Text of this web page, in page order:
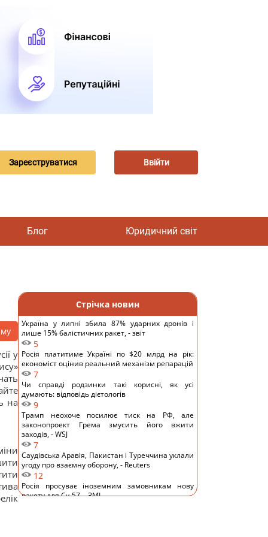
Зареєструватися Ввійти
Блог Юридичний світ
у
на
Стрічка новин
Україна у липні збила 87% ударних дронів і
лише 15% балістичних ракет, - звіт
5
Росія платитиме Україні по $20 млрд на рік:
економіст оцінив реальний механізм репарацій
7
Чи справді родзинки такі корисні, як усі
думають: відповідь дієтологів
9
Трамп неохоче посилює тиск на РФ, але
законопроект Грема змусить його вжити
заходів, - WSJ
7
Саудівська Аравія, Пакистан і Туреччина уклали
угоду про взаємну оборону, - Reuters
12
Росія просуває іноземним замовникам нову
ракету для Су-57, - ЗМІ